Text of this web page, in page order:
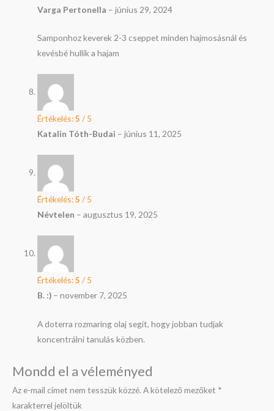
Varga Pertonella – június 29, 2024
Samponhoz keverek 2-3 cseppet minden hajmosásnál és
kevésbé hullik a hajam
Értékelés:5 / 5
Katalin Tóth-Budai – június 11, 2025
Értékelés:5 / 5
Névtelen – augusztus 19, 2025
Értékelés:5 / 5
B. :) – november 7, 2025
A doterra rozmaring olaj segít, hogy jobban tudjak
koncentrálni tanulás közben.
Mondd el a véleményed
Az e-mail címet nem tesszük közzé. A kötelező mezőket *
karakterrel jelöltük